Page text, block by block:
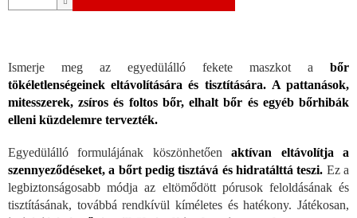
Ismerje meg az egyedülálló fekete maszkot a bőr
tökéletlenségeinek eltávolítására és tisztítására. A pattanások,
mitesszerek, zsíros és foltos bőr, elhalt bőr és egyéb bőrhibák
elleni küzdelemre tervezték.
Egyedülálló formulájának köszönhetőenaktívan eltávolítja a
szennyeződéseket, a bőrt pedig tisztává és hidratálttá teszi. Ez a
legbiztonságosabb módja az eltömődött pórusok feloldásának és
tisztításának, továbbá rendkívül kíméletes és hatékony. Játékosan,